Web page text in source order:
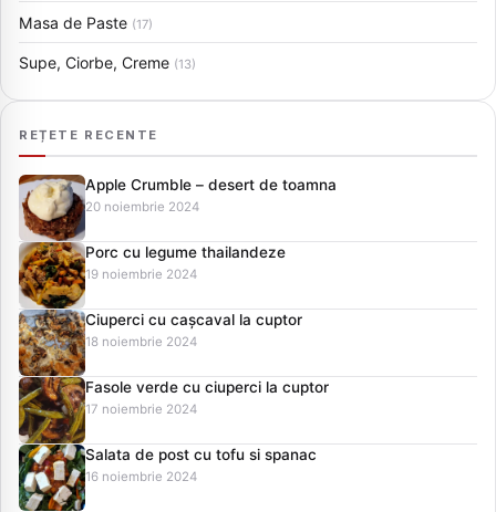
Masa de Paste (17)
Supe, Ciorbe, Creme (13)
REȚETE RECENTE
Apple Crumble – desert de toamna
20 noiembrie 2024
Porc cu legume thailandeze
19 noiembrie 2024
Ciuperci cu cașcaval la cuptor
18 noiembrie 2024
Fasole verde cu ciuperci la cuptor
17 noiembrie 2024
Salata de post cu tofu si spanac
16 noiembrie 2024